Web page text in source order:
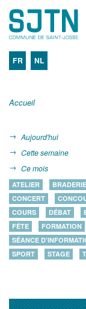
FR NL
Accueil
Aujourd'hui
Cette semaine
Ce mois
ATELIER BRADERIE
CONCERT
COURS
DÉBAT
FÊTE
FORMATION
SÉANCE
SPORT
STAGE